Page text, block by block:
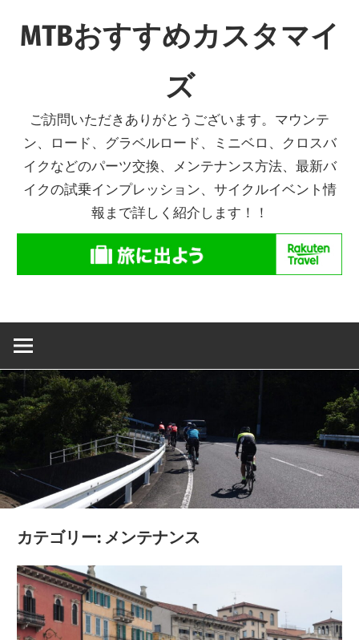
MTBおすすめカスタマイ
ズ
ご訪問いただきありがとうございます。マウンテ
ン、ロード、グラベルロード、ミニベロ、クロスバ
イクなどのパーツ交換、メンテナンス方法、最新バ
イクの試乗インプレッション、サイクルイベント情
報まで詳しく紹介します！！
カテゴリー: メンテナンス